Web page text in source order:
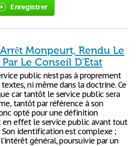
Enregistrer
Monpeurt, Rendu Le
Le Conseil D'Etat
public n’est pas à proprement
ni même dans la doctrine. Ce
car tantôt le service public sera
tantôt par référence à son
opté pour une définition
effet le service public avant tout
identification est complexe ;
général, poursuivie par un